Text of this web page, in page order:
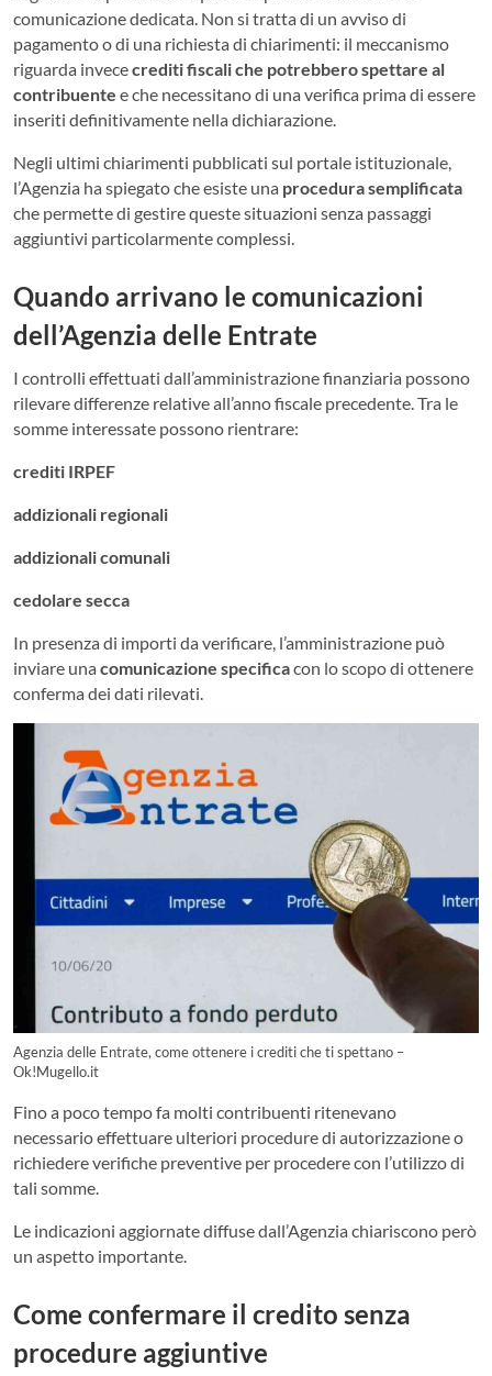
comunicazione dedicata. Non si tratta di un avviso di
pagamento o di una richiesta di chiarimenti: il meccanismo
riguarda invececrediti fiscali che potrebbero spettare al
contribuente e che necessitano di una verifica prima di essere
inseriti definitivamente nella dichiarazione.
Negli ultimi chiarimenti pubblicati sul portale istituzionale,
l’Agenzia ha spiegato che esiste una procedura semplificata
che permette di gestire queste situazioni senza passaggi
aggiuntivi particolarmente complessi.
Quando arrivano le comunicazioni
dell’Agenzia delle Entrate
I controlli effettuati dall’amministrazione finanziaria possono
rilevare differenze relative all’anno fiscale precedente. Tra le
somme interessate possono rientrare:
crediti IRPEF
addizionali regionali
addizionali comunali
cedolare secca
In presenza di importi da verificare, l’amministrazione può
inviare una comunicazione specificacon lo scopo di ottenere
conferma dei dati rilevati.
Agenzia delle Entrate, come ottenere i crediti che ti spettano –
Ok!Mugello.it
Fino a poco tempo fa molti contribuenti ritenevano
necessario effettuare ulteriori procedure di autorizzazione o
richiedere verifiche preventive per procedere con l’utilizzo di
tali somme.
Le indicazioni aggiornate diffuse dall’Agenzia chiariscono però
un aspetto importante.
Come confermare il credito senza
procedure aggiuntive